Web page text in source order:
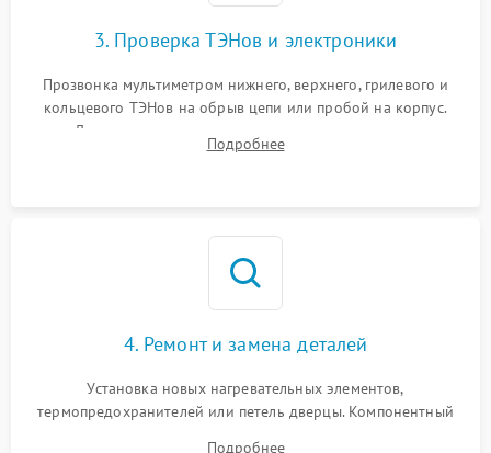
3. Проверка ТЭНов и электроники
Прозвонка мультиметром нижнего, верхнего, грилевого и
кольцевого ТЭНов на обрыв цепи или пробой на корпус.
Диагностика термостата, датчиков температуры,
переключателя режимов и мотора конвекции.
Подробнее
4. Ремонт и замена деталей
Установка новых нагревательных элементов,
термопредохранителей или петель дверцы. Компонентный
Подробнее